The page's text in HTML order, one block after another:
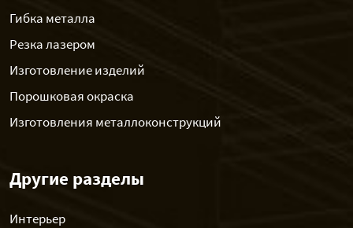
Гибка металла
Резка лазером
Изготовление изделий
Порошковая окраска
Изготовления металлоконструкций
Другие разделы
Интерьер